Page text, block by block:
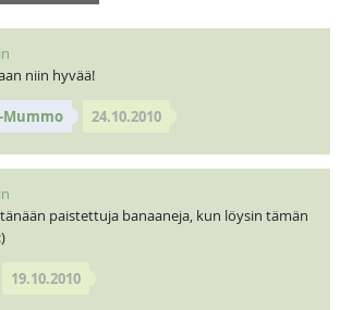
niin hyvää!
24.10.2010
paistettuja banaaneja, kun löysin tämän
19.10.2010